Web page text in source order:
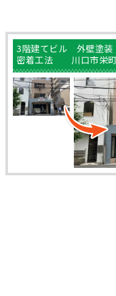
3階建てビル 外壁塗
密着工法 川口市栄